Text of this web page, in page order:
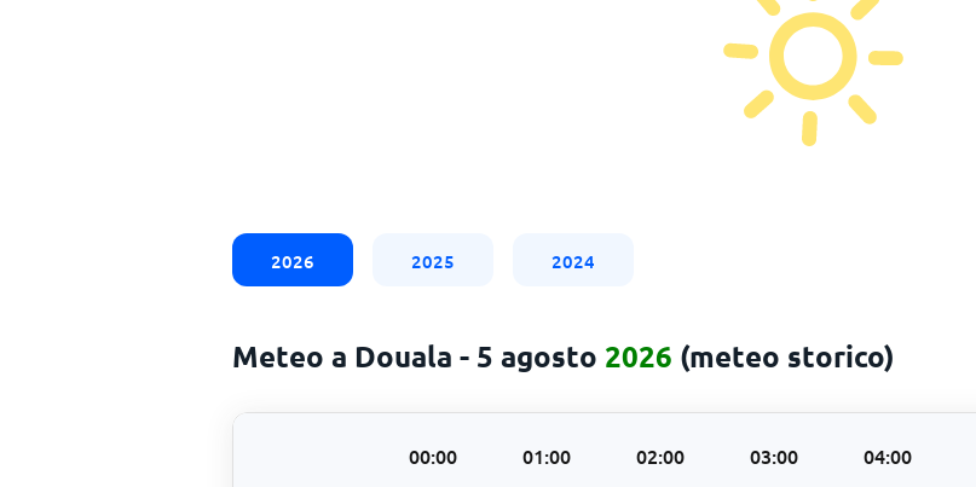
2026 2025 2024
Meteo a Douala - 5 agosto 2026 (meteo storico)
00:00 01:00 02:00 03:00 04:00